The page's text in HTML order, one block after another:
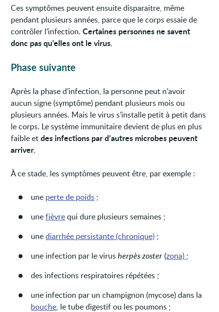
Ces symptômes peuvent ensuite disparaitre, même
pendant plusieurs années, parce que le corps essaie de
contrôler l’infection.Certaines personnes ne savent
donc pas qu’elles ont le virus.
Phase suivante
Après la phase d’infection, la personne peut n’avoir
aucun signe (symptôme) pendant plusieurs mois ou
plusieurs années. Mais le virus s’installe petit à petit dans
le corps. Le système immunitaire devient de plus en plus
faible etdes infections par d’autres microbes peuvent
arriver.
À ce stade, les symptômes peuvent être, par exemple :
une perte de poids ;
unefièvrequi dure plusieurs semaines ;
unediarrhée persistante (chronique) ;
une infection par le virusherpès zoster(zona) ;
des infections respiratoires répétées ;
une infection par un champignon (mycose) dans la
bouche, le tube digestif ou les poumons ;